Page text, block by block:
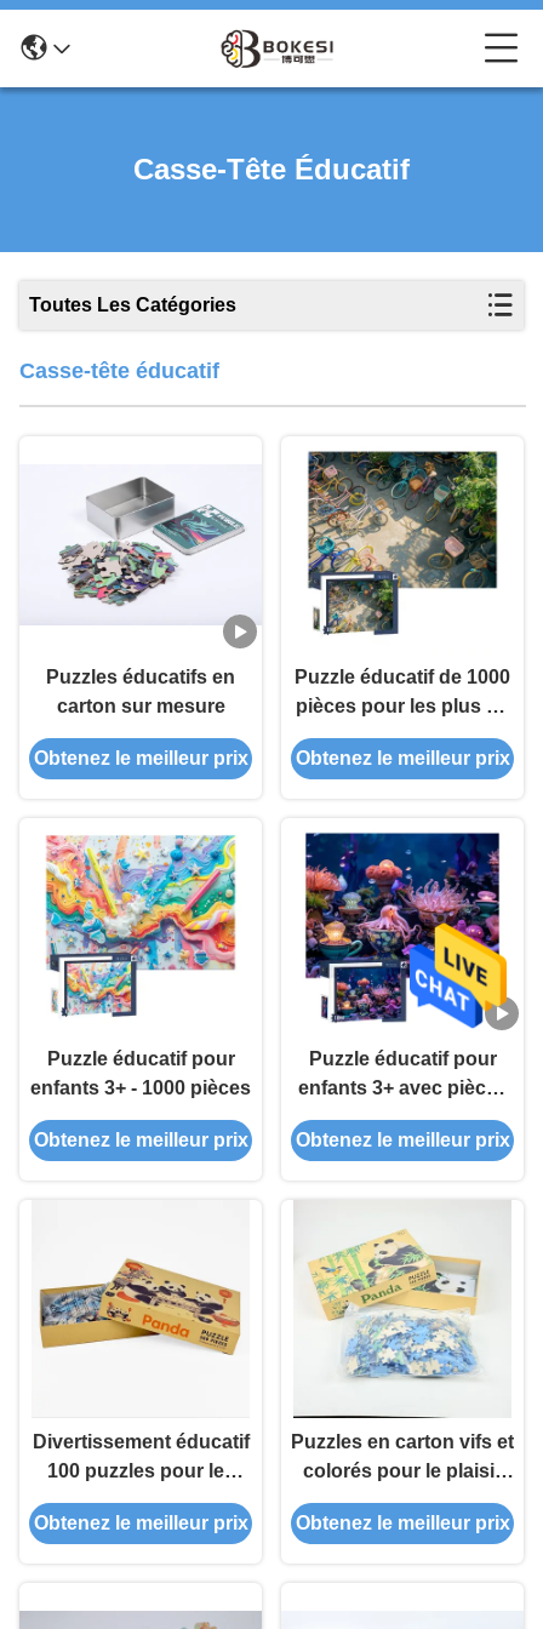
Casse-Tête Éducatif
Toutes Les Catégories
Casse-tête éducatif
Puzzles éducatifs en
carton sur mesure
Obtenez le meilleur prix
Puzzle éducatif de 1000
pièces pour les plus de
3 ans
Obtenez le meilleur prix
Puzzle éducatif pour
enfants 3+ - 1000 pièces
Obtenez le meilleur prix
Puzzle éducatif pour
enfants 3+ avec pièces
emboîtables
Obtenez le meilleur prix
Divertissement éducatif
100 puzzles pour les
liens familiaux et le
développement cognitif
Obtenez le meilleur prix
Puzzles en carton vifs et
colorés pour le plaisir
de la famille à l'intérieur
Obtenez le meilleur prix